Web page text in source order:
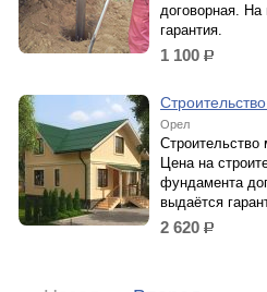
договорная.
гарантия.
1 100 р.
Орел
Строительство
Цена на
фундамента
выдаётся
2 620 р.